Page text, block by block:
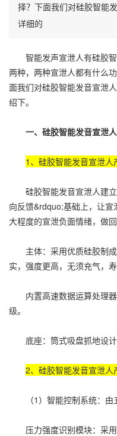
择？下面我们对硅胶智能
详细的
智能发声宣泄人有硅胶智
两种，两种宣泄人都有什么
面我们对硅胶智能发音宣泄
绍下。
一、硅胶智能发音宣泄人
1、硅胶智能发音宣泄人
硅胶智能发音宣泄人建立
向反馈&rdquo;基础上，让
大程度的宣泄负面情绪，做回
主体：采用优质硅胶制成
实，强度更高，无须充气，寿
内置高速数据运算处理器
级。
底座：筒式吸盘抓地设计
2、硅胶智能发音宣泄人
（1）智能控制系统：由
压力强度识别模块：采用